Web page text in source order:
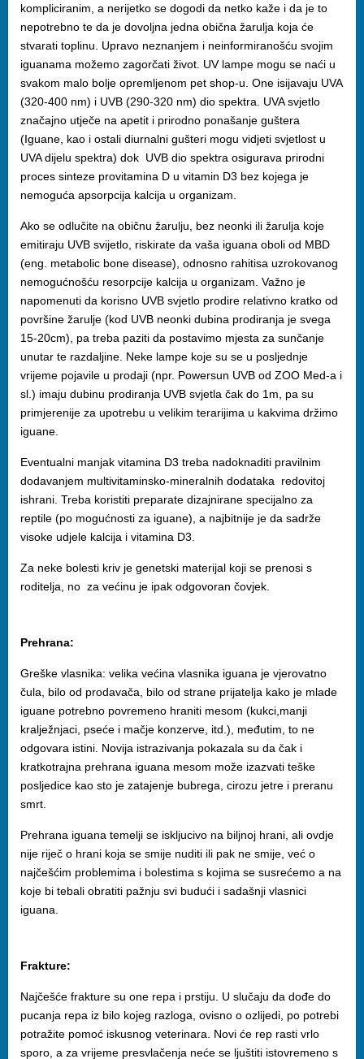
kompliciranim, a nerijetko se dogodi da netko kaže i da je to
nepotrebno te da je dovoljna jedna obična žarulja koja će
stvarati toplinu. Upravo neznanjem i neinformiranošću svojim
iguanama možemo zagorčati život. UV lampe mogu se naći u
svakom malo bolje opremljenom pet shop-u. One isijavaju UVA
(320-400 nm) i UVB (290-320 nm) dio spektra. UVA svjetlo
značajno utječe na apetit i prirodno ponašanje guštera
(Iguane, kao i ostali diurnalni gušteri mogu vidjeti svjetlost u
UVA dijelu spektra) dok UVB dio spektra osigurava prirodni
proces sinteze provitamina D u vitamin D3 bez kojega je
nemoguća apsorpcija kalcija u organizam.
Ako se odlučite na običnu žarulju, bez neonki ili žarulja koje
emitiraju UVB svijetlo, riskirate da vaša iguana oboli od MBD
(eng. metabolic bone disease), odnosno rahitisa uzrokovanog
nemogućnošću resorpcije kalcija u organizam. Važno je
napomenuti da korisno UVB svjetlo prodire relativno kratko od
površine žarulje (kod UVB neonki dubina prodiranja je svega
15-20cm), pa treba paziti da postavimo mjesta za sunčanje
unutar te razdaljine. Neke lampe koje su se u posljednje
vrijeme pojavile u prodaji (npr. Powersun UVB od ZOO Med-a i
sl.) imaju dubinu prodiranja UVB svjetla čak do 1m, pa su
primjerenije za upotrebu u velikim terarijima u kakvima držimo
iguane.
Eventualni manjak vitamina D3 treba nadoknaditi pravilnim
dodavanjem multivitaminsko-mineralnih dodataka redovitoj
ishrani. Treba koristiti preparate dizajnirane specijalno za
reptile (po mogućnosti za iguane), a najbitnije je da sadrže
visoke udjele kalcija i vitamina D3.
Za neke bolesti kriv je genetski materijal koji se prenosi s
roditelja, no za većinu je ipak odgovoran čovjek.
Prehrana:
Greške vlasnika: velika većina vlasnika iguana je vjerovatno
čula, bilo od prodavača, bilo od strane prijatelja kako je mlade
iguane potrebno povremeno hraniti mesom (kukci,manji
kralježnjaci, pseće i mačje konzerve, itd.), međutim, to ne
odgovara istini. Novija istrazivanja pokazala su da čak i
kratkotrajna prehrana iguana mesom može izazvati teške
posljedice kao sto je zatajenje bubrega, cirozu jetre i preranu
smrt.
Prehrana iguana temelji se iskljucivo na biljnoj hrani, ali ovdje
nije riječ o hrani koja se smije nuditi ili pak ne smije, već o
najčešćim problemima i bolestima s kojima se susrećemo a na
koje bi tebali obratiti pažnju svi budući i sadašnji vlasnici
iguana.
Frakture:
Najčešće frakture su one repa i prstiju. U slučaju da dođe do
pucanja repa iz bilo kojeg razloga, ovisno o ozlijedi, po potrebi
potražite pomoć iskusnog veterinara. Novi će rep rasti vrlo
sporo, a za vrijeme presvlačenja neće se ljuštiti istovremeno s